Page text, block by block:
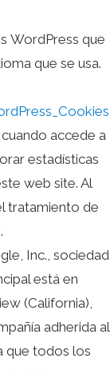
WordPress que
que se usa.
accede a
estadísticas
web site. Al
tratamiento de
Inc., sociedad
está en
(California),
adherida al
que todos los